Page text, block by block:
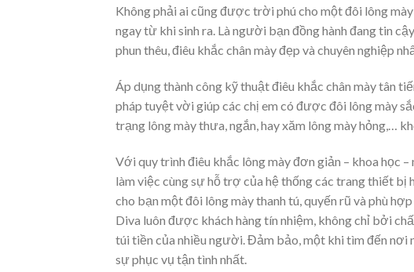
Không phải ai cũng được trời phú cho một đôi lông
ngay từ khi sinh ra. Là người bạn đồng hành đang tin
phun thêu, điêu khắc chân mày đẹp và chuyên nghiệp
Áp dụng thành công kỹ thuật điêu khắc chân mày tân
pháp tuyệt vời giúp các chị em có được đôi lông mày
trạng lông mày thưa, ngắn, hay xăm lông mày hỏng,…
Với quy trình điêu khắc lông mày đơn giản – khoa học –
làm việc cùng sự hỗ trợ của hệ thống các trang thiết bị
cho bạn một đôi lông mày thanh tú, quyến rũ và phù
Diva luôn được khách hàng tín nhiệm, không chỉ bởi
túi tiền của nhiều người. Đảm bảo, một khi tìm đến nơi
sự phục vụ tận tình nhất.